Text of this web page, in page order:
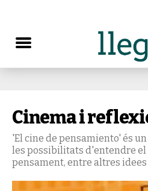
Cinema i
'El cine de pensamiento' és
les possibilitats d'entendre el
pensament, entre altres idees